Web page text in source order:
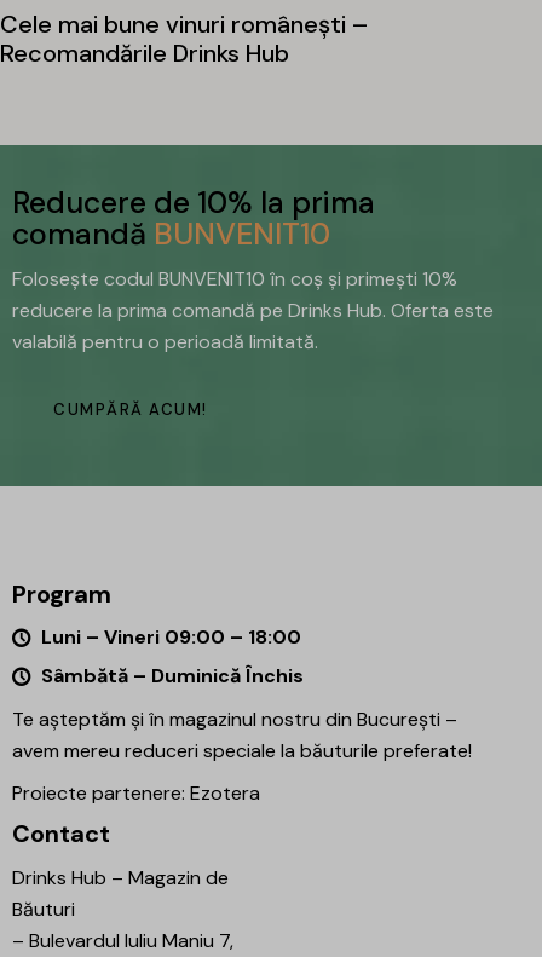
Cele mai bune vinuri românești –
Recomandările Drinks Hub
Reducere de 10% la prima
comandă BUNVENIT10
Folosește codul BUNVENIT10 în coș și primești 10%
reducere la prima comandă pe Drinks Hub. Oferta este
valabilă pentru o perioadă limitată.
CUMPĂRĂ ACUM!
Program
Luni – Vineri 09:00 – 18:00
Sâmbătă – Duminică Închis
Te așteptăm și în magazinul nostru din București –
avem mereu reduceri speciale la băuturile preferate!
Proiecte partenere: Ezotera
Contact
Drinks Hub – Magazin de
Băuturi
– Bulevardul Iuliu Maniu 7,